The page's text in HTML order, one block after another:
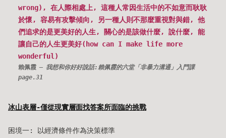
wrong), 在人際相處上, 這種人常因生活中的不如意而耿耿
於懷, 容易有攻擊傾向, 另一種人則不那麼重視對與錯, 他
們追求的是更美好的人生, 關心的是該做什麼, 說什麼, 能
讓自己的人生更美好(how can I make life more
wonderful)
賴佩霞
我想和你好好說話:賴佩霞的六堂「非暴力溝通」入門課
page.31
冰山表層-僅從現實層面找答案所面臨的挑戰
困境一: 以經濟條件作為決策標準